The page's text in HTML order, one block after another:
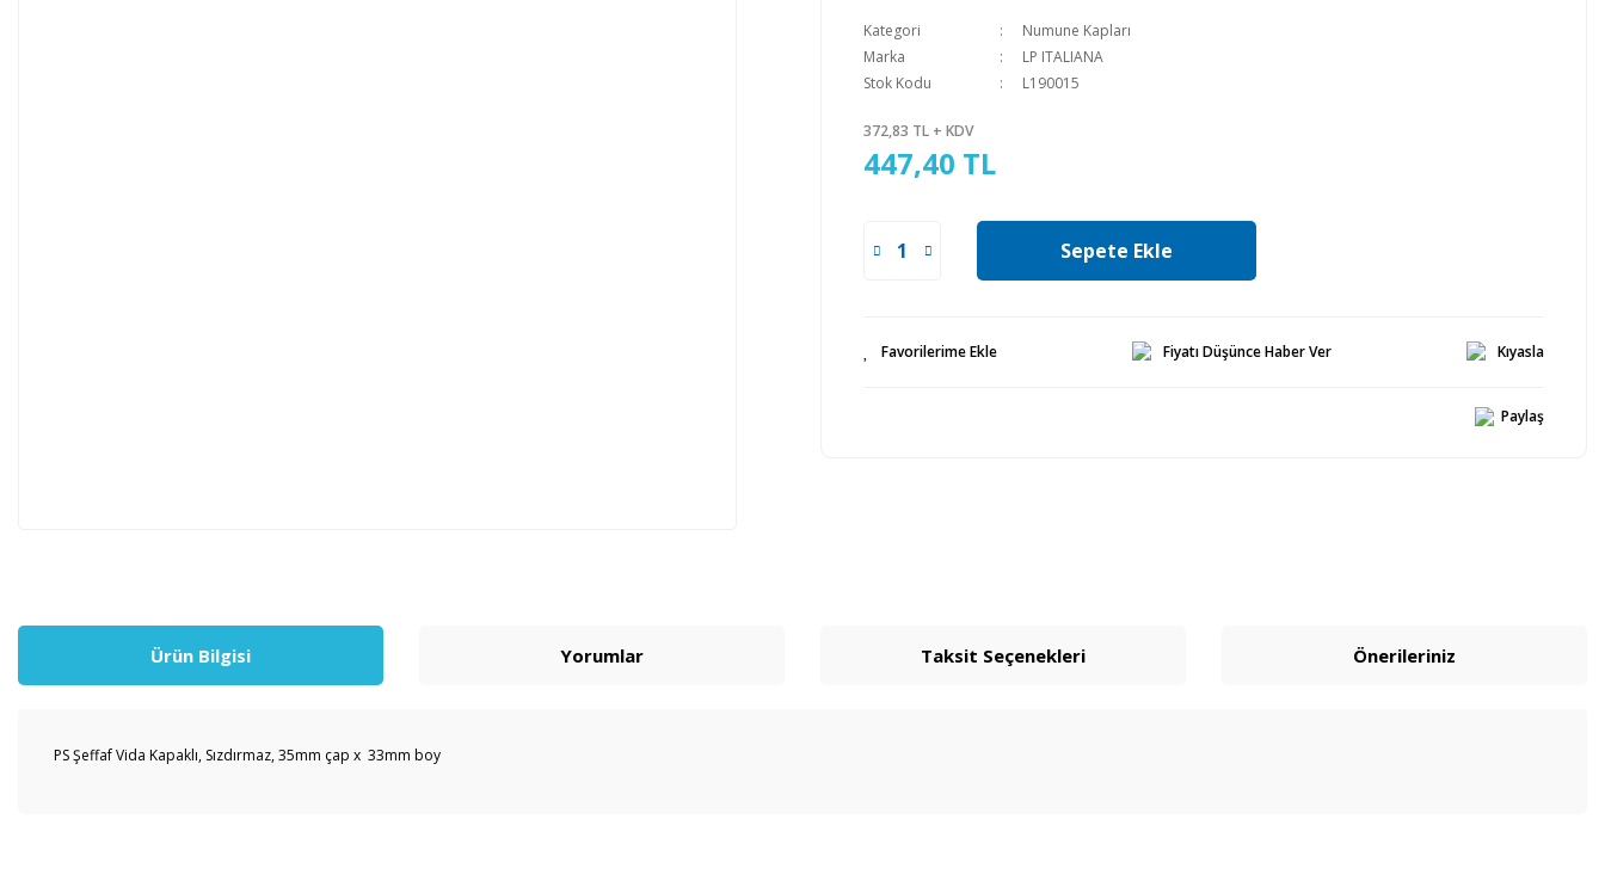
Kategori
Numune Kapları
Marka
LP ITALIANA
Stok Kodu
L190015
372,83 TL + KDV
447,40 TL
Sepete Ekle
Fiyatı Düşünce Haber Ver Kıyasla
Paylaş
Ürün Bilgisi Yorumlar Taksit Seçenekleri Önerileriniz
PS Şeffaf Vida Kapaklı, Sızdırmaz, 35mm çap x 33mm boy